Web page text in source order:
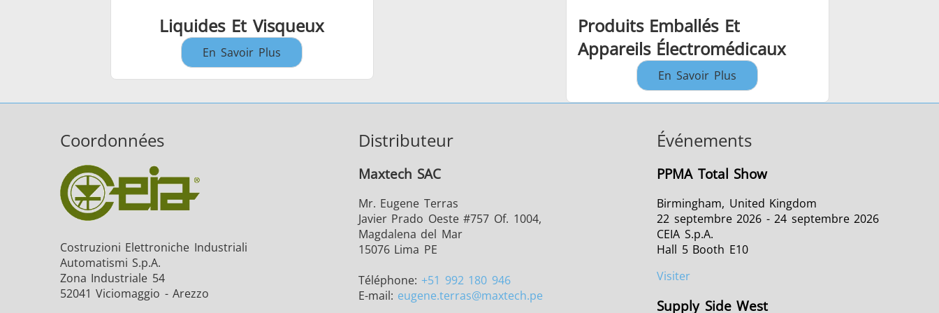
Liquides Et Visqueux
En Savoir Plus
Produits Emballés Et
Appareils Électromédicaux
En Savoir Plus
Coordonnées
Costruzioni Elettroniche Industriali
Automatismi S.p.A.
Zona Industriale 54
52041 Viciomaggio - Arezzo
Distributeur
Maxtech SAC
Mr. Eugene Terras
Javier Prado Oeste #757 Of. 1004,
Magdalena del Mar
15076 Lima PE
Téléphone:+51 992 180 946
E-mail: eugene.terras@maxtech.pe
Événements
PPMA Total Show
Birmingham, United Kingdom
22 septembre 2026 - 24 septembre 2026
CEIA S.p.A.
Hall 5 Booth E10
Visiter
Supply Side West